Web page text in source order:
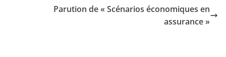
Parution de « Scénarios économiques en
assurance »